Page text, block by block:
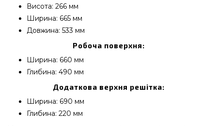
Висота: 266 мм
Ширина: 665 мм
Довжина: 533 мм
Робоча поверхня:
Ширина: 660 мм
Глибина: 490 мм
Додаткова верхня решітка:
Ширина: 690 мм
Глибина: 220 мм